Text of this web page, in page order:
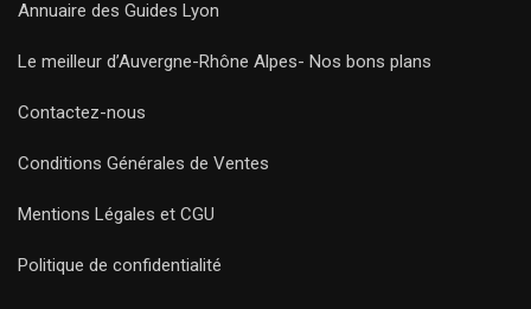
Annuaire des Guides Lyon
Le meilleur d’Auvergne-Rhône Alpes- Nos bons plans
Contactez-nous
Conditions Générales de Ventes
Mentions Légales et CGU
Politique de confidentialité